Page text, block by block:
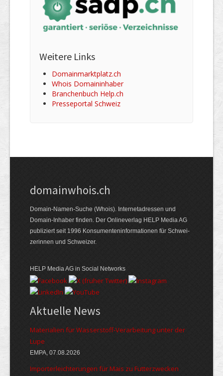
Weitere Links
Domainmarktplatz.ch
Whois Domaininhaber
Branchenbuch Help.ch
Presseportal Schweiz
domainwhois.ch
Domain-Namen-Suche (Whois). Internet­adressen und
Domain-Inhaber finden. Der Online­verlag HELP Media AG
publiziert seit 1996 Konsumenten­informationen für Schwei­
zerinnen und Schweizer.
HELP Media AG in Social Networks
Aktuelle News
Materialien für Wasserstoff-Verarbeitung unter der
Lupe
EMPA, 07.08.2026
Importerleichterungen für Mais zu Futterzwecken